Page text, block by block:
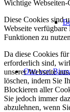
Otto von
Wichtige Webseiten-
Diese Cookies sind
Webseite
Funktionen zu
Da diese Cookies
erforderlich sind,
unserer Webseite
löschen, indem Sie
Blockieren aller
Sie jedoch immer
abzulehnen, wenn